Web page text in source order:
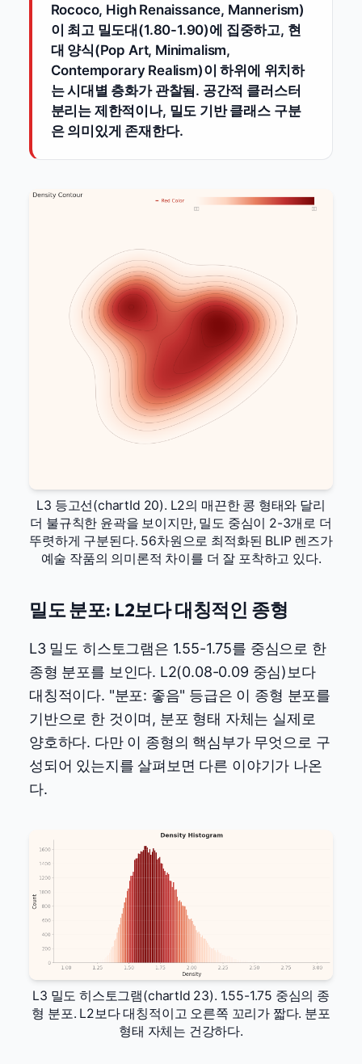
Rococo, High Renaissance, Mannerism)
이 최고 밀도대(1.80-1.90)에 집중하고, 현
대 양식(Pop Art, Minimalism,
Contemporary Realism)이 하위에 위치하
는 시대별 층화가 관찰됨. 공간적 클러스터
분리는 제한적이나, 밀도 기반 클래스 구분
은 의미있게 존재한다.
L3 등고선(chartId 20). L2의 매끈한 콩 형태와 달리
더 불규칙한 윤곽을 보이지만, 밀도 중심이 2-3개로 더
뚜렷하게 구분된다. 56차원으로 최적화된 BLIP 렌즈가
예술 작품의 의미론적 차이를 더 잘 포착하고 있다.
밀도 분포: L2보다 대칭적인 종형
L3 밀도 히스토그램은 1.55-1.75를 중심으로 한
종형 분포를 보인다. L2(0.08-0.09 중심)보다
대칭적이다. "분포: 좋음" 등급은 이 종형 분포를
기반으로 한 것이며, 분포 형태 자체는 실제로
양호하다. 다만 이 종형의 핵심부가 무엇으로 구
성되어 있는지를 살펴보면 다른 이야기가 나온
다.
L3 밀도 히스토그램(chartId 23). 1.55-1.75 중심의 종
형 분포. L2보다 대칭적이고 오른쪽 꼬리가 짧다. 분포
형태 자체는 건강하다.